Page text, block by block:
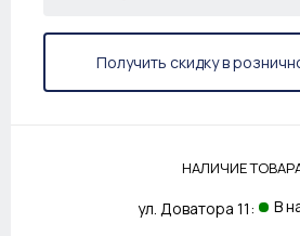
Получить скидку в
НАЛИЧИЕ
ул. Доватора 11: В